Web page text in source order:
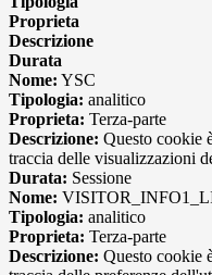
Proprieta
Descrizione
Durata
Nome: YSC
Tipologia: analitico
Proprieta: Terza-parte
Descrizione: Questo cookie
traccia delle visualizzazioni
Durata: Sessione
Nome:
Tipologia: analitico
Proprieta: Terza-parte
Descrizione: Questo cookie